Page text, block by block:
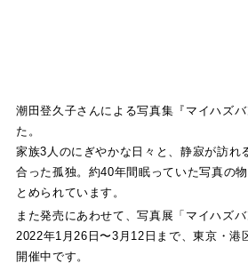
潮田登久子さんによる写真集『マイハズ
た。
家族3人のにぎやかな日々と、静寂が訪れ
合った孤独。約40年間眠っていた写真の
とめられています。
また発売にあわせて、写真展「マイハズ
2022年1月26日〜3月12日まで、東京・港
開催中です。